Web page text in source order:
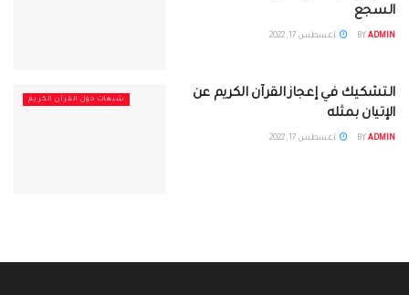
السجع
BY ADMIN أغسطس 17, 2022
شبهات حول القرآن الكريم
التشكيك في إعجاز القرآن الكريم عن
الإتيان بمثله
BY ADMIN أغسطس 17, 2022